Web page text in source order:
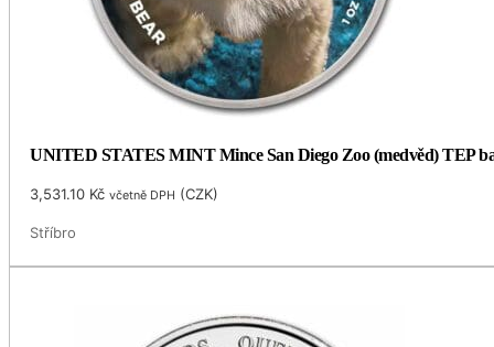
UNITED STATES MINT Mince San Diego Zoo (medvěd) TEP
3,531.10 Kč včetně DPH (CZK)
Stříbro